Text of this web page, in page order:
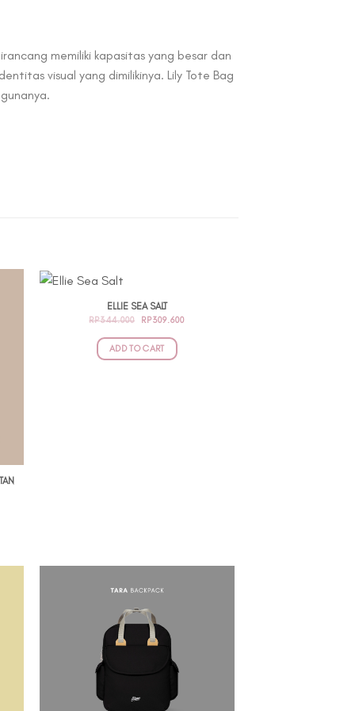
memiliki kapasitas yang besar dan
visual yang dimilikinya. Lily Tote Bag
ELLIE SEA SALT
RP344.000
ORIGINAL
WAS:
RP344.000.
RP309.600CURRENT
ADD TO CART